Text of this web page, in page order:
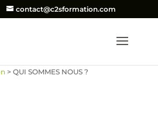
contact@c2sformation.com
> QUI SOMMES NOUS ?